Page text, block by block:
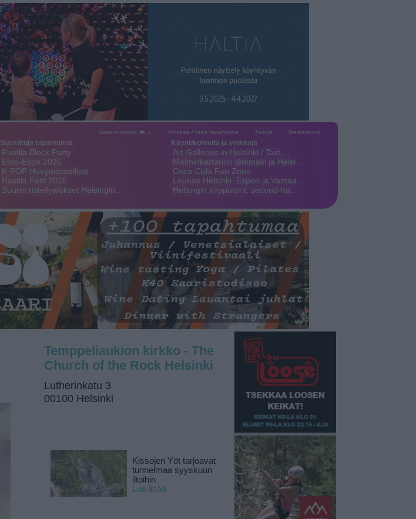
Sääennusteet 🌧 ☼ Vinkkaa / lisää tapahtuma Tietoja Mediatiedot
Suosittuja tapahtumia
Puotila Block Party
Etno-Espa 2026
K-POP Huvipuistobileet
Rastila Fest 2026
Suuret risteilyalukset Helsingin…
Käyntikohteita ja vinkkejä
Art Galleries in Helsinki / Taid…
Malminkartanon jätemäki ja Helsi…
Coca-Cola Fan Zone
Lounas Helsinki, Espoo ja Vantaa…
Helsingin kirpputorit, second-ha…
Temppeliaukion kirkko - The
Church of the Rock Helsinki
Lutherinkatu 3
00100 Helsinki
Kissojen Yöt tarjoavat
tunnelmaa syyskuun
iltoihin
Lue lisää